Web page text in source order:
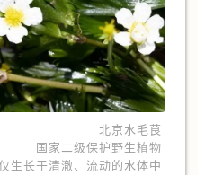
的山野间
物也在悄然绽放
● ● ●